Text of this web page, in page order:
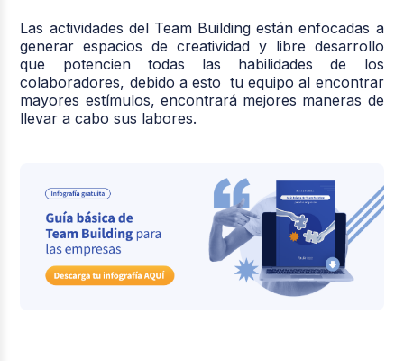
Las actividades del Team Building están enfocadas a
generar espacios de creatividad y libre desarrollo
que potencien todas las habilidades de los
colaboradores, debido a esto tu equipo al encontrar
mayores estímulos, encontrará mejores maneras de
llevar a cabo sus labores.